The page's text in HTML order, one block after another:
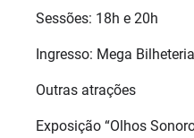
Sessões: 18h e 20h
Ingresso: Mega
Outras atrações
Exposição “Olhos